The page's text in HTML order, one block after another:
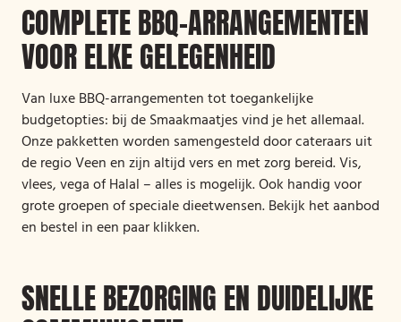
COMPLETE BBQ-ARRANGEMENTEN
VOOR ELKE GELEGENHEID
Van luxe BBQ-arrangementen tot toegankelijke
budgetopties: bij de Smaakmaatjes vind je het allemaal.
Onze pakketten worden samengesteld door cateraars uit
de regio Veen en zijn altijd vers en met zorg bereid. Vis,
vlees, vega of Halal – alles is mogelijk. Ook handig voor
grote groepen of speciale dieetwensen. Bekijk het aanbod
en bestel in een paar klikken.
SNELLE BEZORGING EN DUIDELIJKE